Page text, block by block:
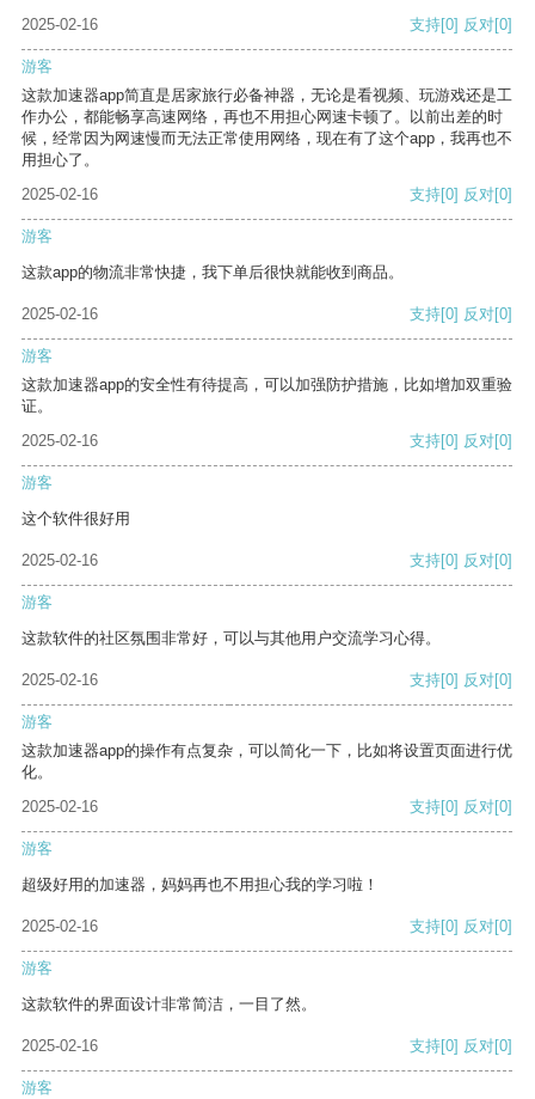
2025-02-16 支持[0] 反对[0]
游客
这款加速器app简直是居家旅行必备神器，无论是看视频、玩游戏还是工
作办公，都能畅享高速网络，再也不用担心网速卡顿了。以前出差的时
候，经常因为网速慢而无法正常使用网络，现在有了这个app，我再也不
用担心了。
2025-02-16
支持[0] 反对[0]
游客
这款app的物流非常快捷，我下单后很快就能收到商品。
2025-02-16 支持[0] 反对[0]
游客
这款加速器app的安全性有待提高，可以加强防护措施，比如增加双重验
证。
2025-02-16
支持[0] 反对[0]
游客
这个软件很好用
2025-02-16 支持[0] 反对[0]
游客
这款软件的社区氛围非常好，可以与其他用户交流学习心得。
2025-02-16 支持[0] 反对[0]
游客
这款加速器app的操作有点复杂，可以简化一下，比如将设置页面进行优
化。
2025-02-16
支持[0] 反对[0]
游客
超级好用的加速器，妈妈再也不用担心我的学习啦！
2025-02-16 支持[0] 反对[0]
游客
这款软件的界面设计非常简洁，一目了然。
2025-02-16 支持[0] 反对[0]
游客